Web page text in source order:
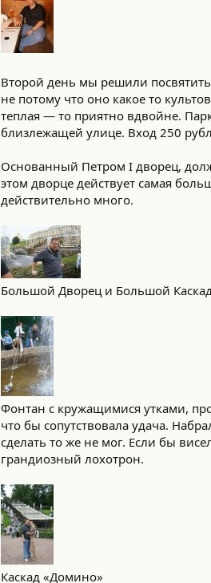
Второй день мы решили посвятить
не потому что оно какое то
теплая — то приятно вдвойне.
близлежащей улице. Вход 250
Основанный Петром I дворец,
этом дворце действует самая
действительно много.
Большой Дворец и Большой Каскад
Фонтан с кружащимися утками,
что бы сопутствовала удача.
сделать то же не мог. Если бы
грандиозный лохотрон.
Каскад «Домино»